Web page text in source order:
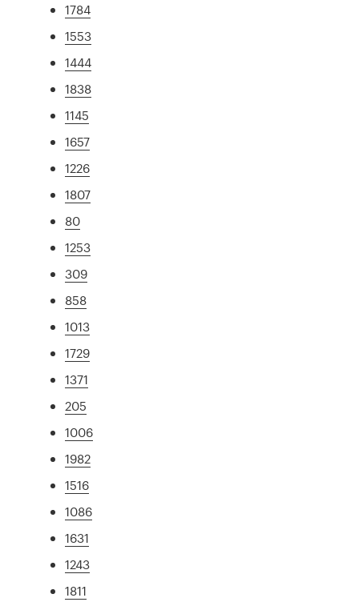
1784
1553
1444
1838
1145
1657
1226
1807
80
1253
309
858
1013
1729
1371
205
1006
1982
1516
1086
1631
1243
1811